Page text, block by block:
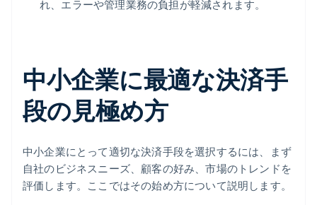
れ、エラーや管理業務の負担が軽減されます。
中小企業に最適な決済手
段の見極め方
中小企業にとって適切な決済手段を選択するには、まず
自社のビジネスニーズ、顧客の好み、市場のトレンドを
評価します。ここではその始め方について説明します。